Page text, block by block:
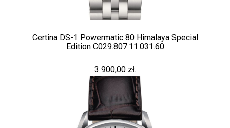
Certina DS-1 Powermatic 80 Himalaya Special
Edition C029.807.11.031.60
3 900,00 zł.